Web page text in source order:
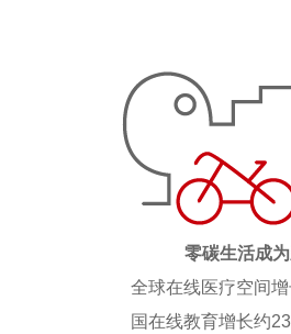
零碳生活成
全球在线医疗空间
国在线教育增长约